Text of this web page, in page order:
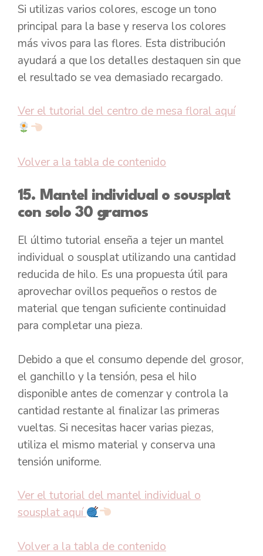
Si utilizas varios colores, escoge un tono
principal para la base y reserva los colores
más vivos para las flores. Esta distribución
ayudará a que los detalles destaquen sin que
el resultado se vea demasiado recargado.
Ver el tutorial del centro de mesa floral aquí
Volver a la tabla de contenido
15. Mantel individual o sousplat
con solo 30 gramos
El último tutorial enseña a tejer un mantel
individual o sousplat utilizando una cantidad
reducida de hilo. Es una propuesta útil para
aprovechar ovillos pequeños o restos de
material que tengan suficiente continuidad
para completar una pieza.
Debido a que el consumo depende del grosor,
el ganchillo y la tensión, pesa el hilo
disponible antes de comenzar y controla la
cantidad restante al finalizar las primeras
vueltas. Si necesitas hacer varias piezas,
utiliza el mismo material y conserva una
tensión uniforme.
Ver el tutorial del mantel individual o
sousplat aquí
Volver a la tabla de contenido